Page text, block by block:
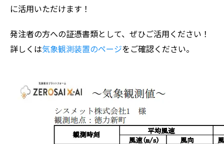
に活用いただけます！
発注者の方への証憑書類として、ぜひご活用ください！
詳しくは気象観測装置のページをご確認ください。